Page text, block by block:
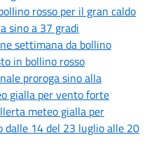
rosso per il gran caldo
sino a 37 gradi
settimana da bollino
in bollino rosso
proroga sino alla
gialla per vento forte
meteo gialla per
dalle 14 del 23 luglio alle 20